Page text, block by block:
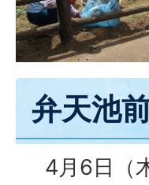
弁天池
4月6日（